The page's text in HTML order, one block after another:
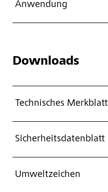
Anwendung
Downloads
Technisches Merkblatt
Sicherheitsdatenblatt
Umweltzeichen